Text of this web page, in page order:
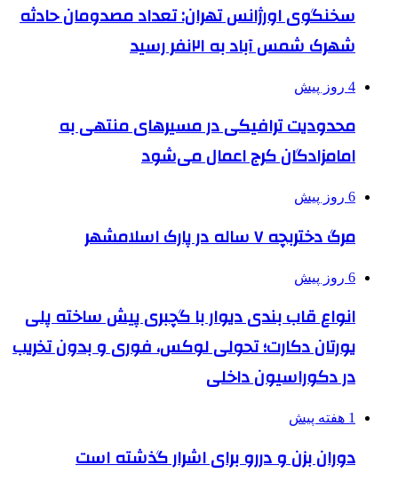
سخنگوی اورژانس تهران: تعداد مصدومان حادثه
شهرک شمس آباد به ۲۱نفر رسید
4 روز پیش
محدودیت ترافیکی در مسیرهای منتهی به
امامزادگان کرج اعمال می‌شود
6 روز پیش
مرگ دختربچه ۷ ساله در پارک اسلامشهر
6 روز پیش
انواع قاب بندی دیوار با گچبری پیش ساخته پلی
یورتان دکارت؛ تحولی لوکس، فوری و بدون تخریب
در دکوراسیون داخلی
1 هفته پیش
دوران بزن و دررو برای اشرار گذشته است